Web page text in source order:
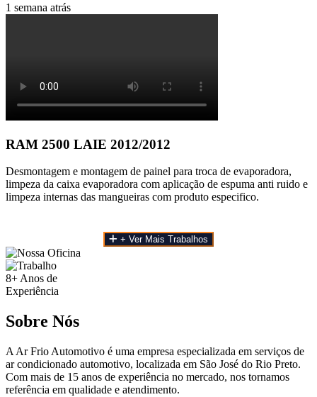
1 semana atrás
RAM 2500 LAIE 2012/2012
Desmontagem e montagem de painel para troca de evaporadora,
limpeza da caixa evaporadora com aplicação de espuma anti ruido e
limpeza internas das mangueiras com produto especifico.
+ Ver Mais Trabalhos
8+Anos de
Experiência
Sobre Nós
A Ar Frio Automotivo é uma empresa especializada em serviços de
ar condicionado automotivo, localizada em São José do Rio Preto.
Com mais de 15 anos de experiência no mercado, nos tornamos
referência em qualidade e atendimento.